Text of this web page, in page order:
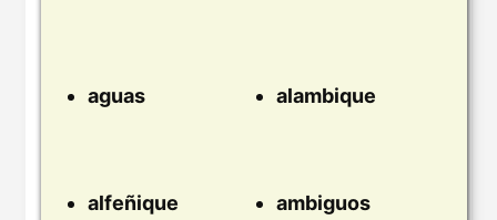
aguas alambique
alfeñique ambiguos